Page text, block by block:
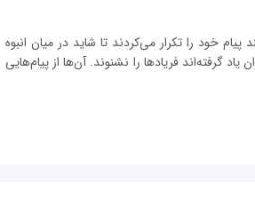
خود را تکرار می‌کردند تا شاید در میان انبوه
گرفته‌اند فریادها را نشنوند. آن‌ها از پیام‌هایی